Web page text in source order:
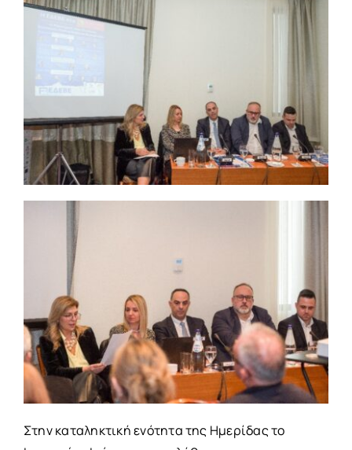
Στην καταληκτική ενότητα της Ημερίδας το